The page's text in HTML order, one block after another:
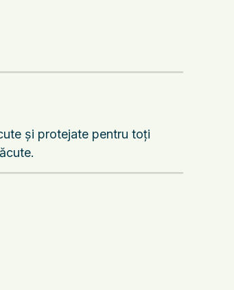
și protejate pentru toți